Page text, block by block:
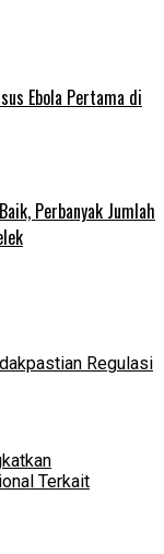
Ebola Pertama di
Perbanyak Jumlah
Regulasi
Terkait